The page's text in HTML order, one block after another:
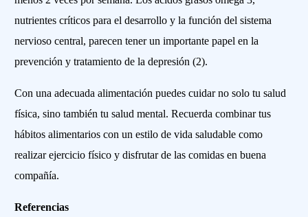
nutrientes críticos para el desarrollo y la función del sistema
nervioso central, parecen tener un importante papel en la
prevención y tratamiento de la depresión (2).
Con una adecuada alimentación puedes cuidar no solo tu salud
física, sino también tu salud mental. Recuerda combinar tus
hábitos alimentarios con un estilo de vida saludable como
realizar ejercicio físico y disfrutar de las comidas en buena
compañía.
Referencias